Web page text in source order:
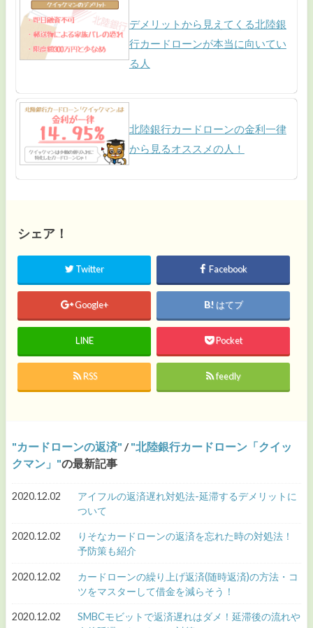
デメリットから見えてくる北陸銀
行カードローンが本当に向いてい
る人
北陸銀行カードローンの金利一律
から見るオススメの人！
シェア！
Twitter Facebook
Google+ はてブ
LINE Pocket
RSS feedly
カードローンの返済 / 北陸銀行カードローン「クイッ
クマン」
の最新記事
2020.12.02
アイフルの返済遅れ対処法-延滞するデメリットに
ついて
2020.12.02
りそなカードローンの返済を忘れた時の対処法！
予防策も紹介
2020.12.02
カードローンの繰り上げ返済(随時返済)の方法・コ
ツをマスターして借金を減らそう！
2020.12.02
SMBCモビットで返済遅れはダメ！延滞後の流れや